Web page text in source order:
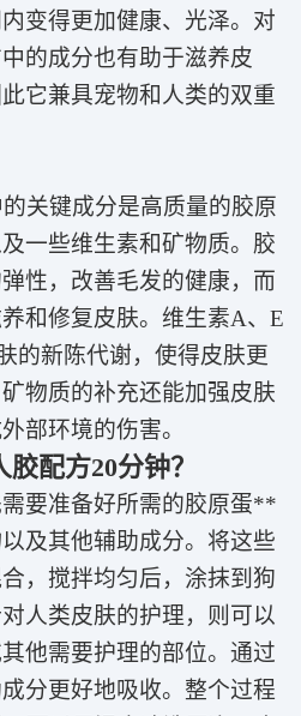
变得更加健康、光泽。对
的成分也有助于滋养皮
它兼具宠物和人类的双重
关键成分是高质量的胶原
一些维生素和矿物质。胶
性，改善毛发的健康，而
和修复皮肤。维生素A、E
的新陈代谢，使得皮肤更
物质的补充还能加强皮肤
部环境的伤害。
配方20分钟？
要准备好所需的胶原蛋**
及其他辅助成分。将这些
，搅拌均匀后，涂抹到狗
人类皮肤的护理，则可以
他需要护理的部位。通过
分更好地吸收。整个过程